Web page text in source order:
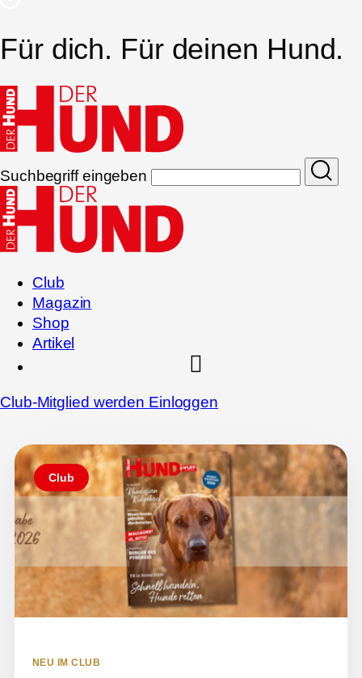
Für dich. Für deinen Hund.
Suchbegriff eingeben
Club
Magazin
Shop
Artikel
Club-Mitglied werden Einloggen
Club
NEU IM CLUB